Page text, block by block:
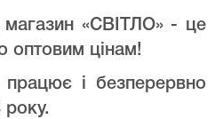
«СВІТЛО» - це
оптовим цінам!
і безперервно
року.